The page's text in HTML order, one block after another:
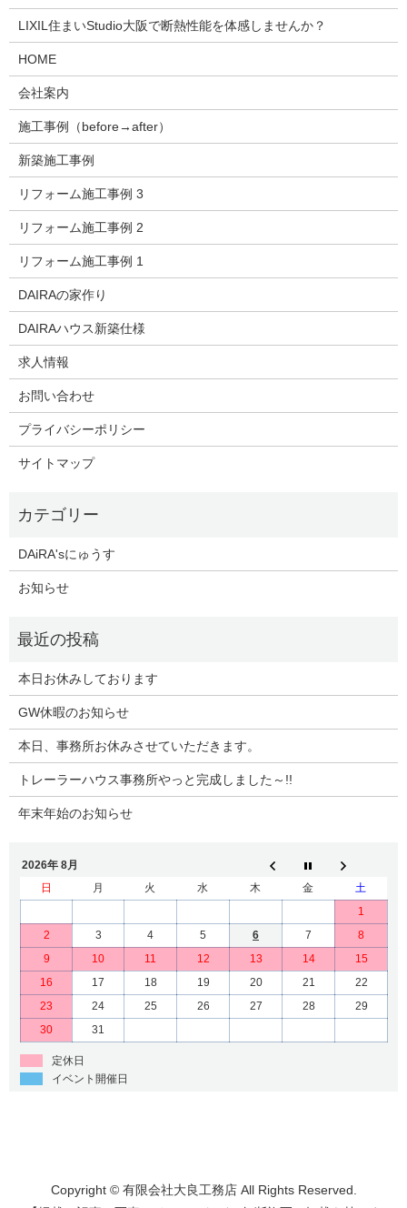
LIXIL住まいStudio大阪で断熱性能を体感しませんか？
HOME
会社案内
施工事例（before→after）
新築施工事例
リフォーム施工事例 3
リフォーム施工事例 2
リフォーム施工事例 1
DAIRAの家作り
DAIRAハウス新築仕様
求人情報
お問い合わせ
プライバシーポリシー
サイトマップ
DAiRA'sにゅうす
お知らせ
本日お休みしております
GW休暇のお知らせ
本日、事務所お休みさせていただきます。
トレーラーハウス事務所やっと完成しました～!!
年末年始のお知らせ
2026年 8月
日
月 火 水 木 金
土
1
2
3 4 5 6 7
8
9
10 11 12 13 14
15
16
17 18 19 20 21
22
23
24 25 26 27 28
29
30
31
定休日
イベント開催日
Copyright © 有限会社大良工務店 All Rights Reserved.